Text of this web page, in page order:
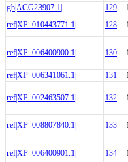
gb|ACG23907.1| 129
ref|XP_010443771.1|
128
ref|XP_006400900.1| 130
ref|XP_006341061.1| 131
ref|XP_002463507.1| 132
ref|XP_008807840.1| 133
ref|XP_006400901.1| 134